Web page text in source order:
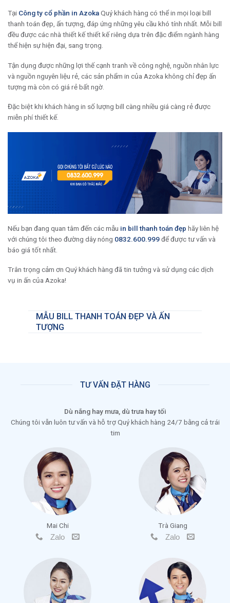
Tại Công ty cổ phần in AzokaQuý khách hàng có thể in mọi loại bill
thanh toán đẹp, ấn tượng, đáp ứng những yêu cầu khó tính nhất. Mỗi bill
đều được các nhà thiết kế thiết kế riêng dựa trên đặc điểm ngành hàng
thể hiện sự hiện đại, sang trọng.
Tận dụng được những lợi thế cạnh tranh về công nghệ, nguồn nhân lực
và nguồn nguyên liệu rẻ, các sản phẩm in của Azoka không chỉ đẹp ấn
tượng mà còn có giá rẻ bất ngờ.
Đặc biệt khi khách hàng in số lượng bill càng nhiều giá càng rẻ được
miễn phí thiết kế.
Nếu bạn đang quan tâm đến các mẫu in bill thanh toán đẹp hãy liên hệ
với chúng tôi theo đường dây nóng 0832.600.999để được tư vấn và
báo giá tốt nhất.
Trân trọng cảm ơn Quý khách hàng đã tin tưởng và sử dụng các dịch
vụ in ấn của Azoka!
MẪU BILL THANH TOÁN ĐẸP VÀ ẤN
TƯỢNG
TƯ VẤN ĐẶT HÀNG
Dù nắng hay mưa, dù trưa hay tối
Chúng tôi vẫn luôn tư vấn và hỗ trợ Quý khách hàng 24/7 bằng cả trái
tim
Mai Chi
Zalo
Trà Giang
Zalo